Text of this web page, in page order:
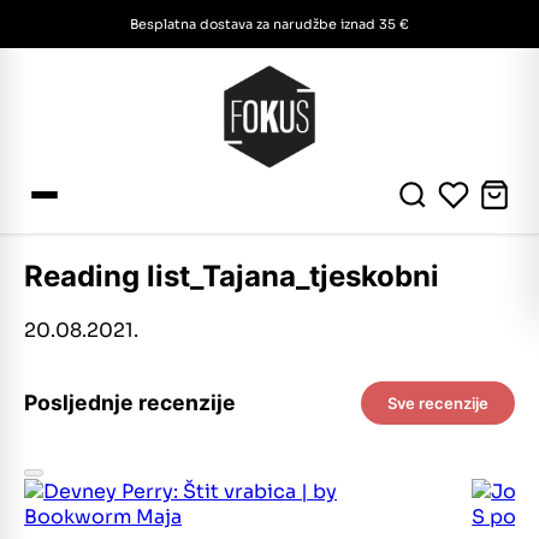
Besplatna dostava za narudžbe iznad 35 €
Reading list_Tajana_tjeskobni
20.08.2021.
Posljednje recenzije Sve recenzije